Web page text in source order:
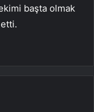
başta olmak